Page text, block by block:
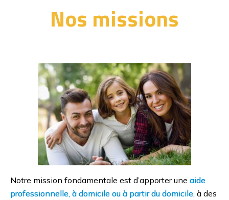
AID 81 Aide et Intervention à Domicile
Nos missions
Notre mission fondamentale est d’apporter une aide
professionnelle, à domicile ou à partir du domicile, à des